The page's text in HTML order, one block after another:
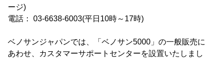
ージ)
電話： 03-6638-6003(平日10時～17時)
ベノサンジャパンでは、「ベノサン5000」の一般販売に
あわせ、カスタマーサポートセンターを設置いたしまし